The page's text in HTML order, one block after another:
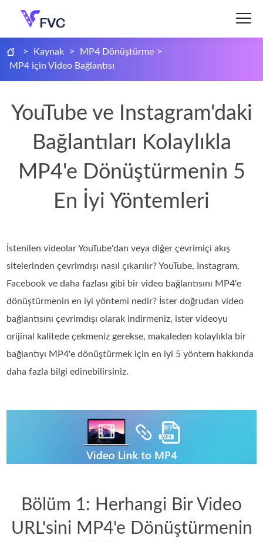
> Kaynak > MP4 Dönüştürme >
MP4 için Video Bağlantısı
YouTube ve Instagram'daki
Bağlantıları Kolaylıkla
MP4'e Dönüştürmenin 5
En İyi Yöntemleri
İstenilen videolar YouTube'dan veya diğer çevrimiçi akış
sitelerinden çevrimdışı nasıl çıkarılır? YouTube, Instagram,
Facebook ve daha fazlası gibi bir video bağlantısını MP4'e
dönüştürmenin en iyi yöntemi nedir? İster doğrudan video
bağlantısını çevrimdışı olarak indirmeniz, ister videoyu
orijinal kalitede çekmeniz gerekse, makaleden kolaylıkla bir
bağlantıyı MP4'e dönüştürmek için en iyi 5 yöntem hakkında
daha fazla bilgi edinebilirsiniz.
Bölüm 1: Herhangi Bir Video
URL'sini MP4'e Dönüştürmenin